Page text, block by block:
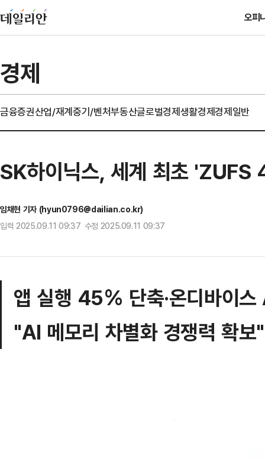
오피
경제
금융증권산업/재계중기/벤처부동산글로벌경제생활경제경제일반
SK하이닉스, 세계 최초 'ZUFS
임채현 기자 (hyun0796@dailian.co.kr)
입력 2025.09.11 09:37 수정 2025.09.11 09:37
앱 실행 45% 단축·온디바이
"AI 메모리 차별화 경쟁력 확보"